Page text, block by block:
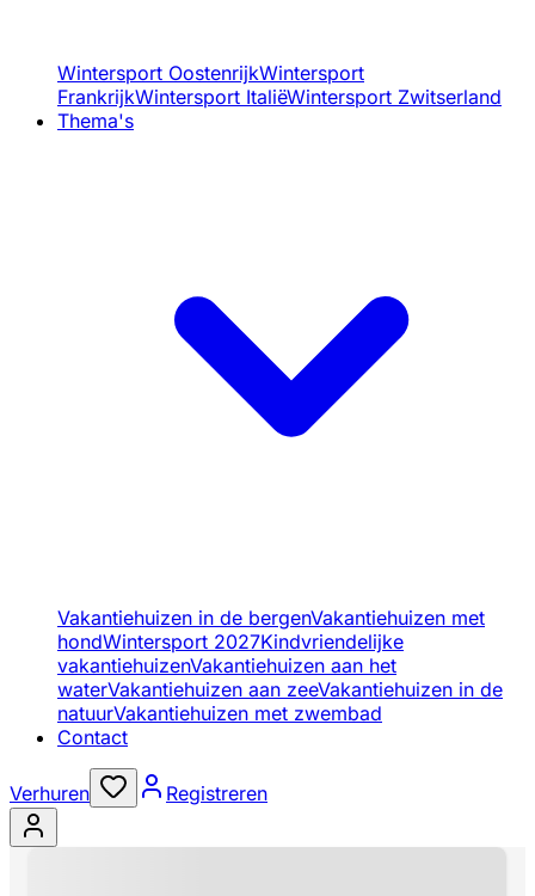
Wintersport OostenrijkWintersport
FrankrijkWintersport ItaliëWintersport Zwitserland
Thema's
Vakantiehuizen in de bergenVakantiehuizen met
hondWintersport 2027Kindvriendelijke
vakantiehuizenVakantiehuizen aan het
waterVakantiehuizen aan zeeVakantiehuizen in de
natuurVakantiehuizen met zwembad
Contact
Verhuren Registreren